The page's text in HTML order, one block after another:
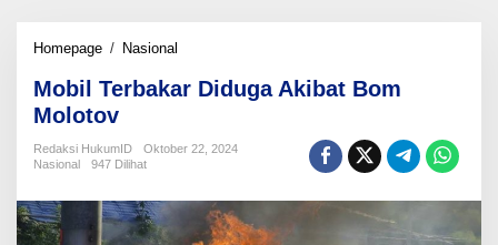
Homepage / Nasional
Diduga
Molotov
Mobil Terbakar Diduga Akibat Bom
Molotov
Redaksi HukumID
Oktober 22, 2024
Nasional
947 Dilihat